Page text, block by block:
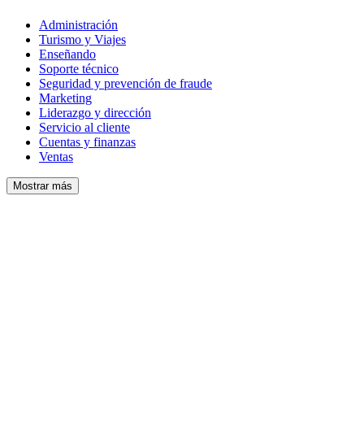
Administración
Turismo y Viajes
Enseñando
Soporte técnico
Seguridad y prevención de fraude
Marketing
Liderazgo y dirección
Servicio al cliente
Cuentas y finanzas
Ventas
Mostrar más